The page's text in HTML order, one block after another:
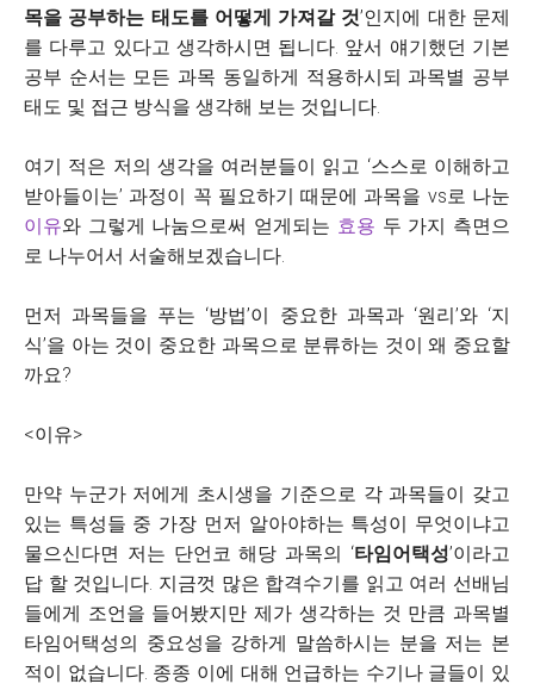
목을 공부하는 태도를 어떻게 가져갈 것’인지에 대한 문제
를 다루고 있다고 생각하시면 됩니다. 앞서 얘기했던 기본
공부 순서는 모든 과목 동일하게 적용하시되 과목별 공부
태도 및 접근 방식을 생각해 보는 것입니다.
여기 적은 저의 생각을 여러분들이 읽고 ‘스스로 이해하고
받아들이는’ 과정이 꼭 필요하기 때문에 과목을 vs로 나눈
이유와 그렇게 나눔으로써 얻게되는 효용 두 가지 측면으
로 나누어서 서술해보겠습니다.
먼저 과목들을 푸는 ‘방법’이 중요한 과목과 ‘원리’와 ‘지
식’을 아는 것이 중요한 과목으로 분류하는 것이 왜 중요할
까요?
<이유>
만약 누군가 저에게 초시생을 기준으로 각 과목들이 갖고
있는 특성들 중 가장 먼저 알아야하는 특성이 무엇이냐고
물으신다면 저는 단언코 해당 과목의 ‘타임어택성’이라고
답 할 것입니다. 지금껏 많은 합격수기를 읽고 여러 선배님
들에게 조언을 들어봤지만 제가 생각하는 것 만큼 과목별
타임어택성의 중요성을 강하게 말씀하시는 분을 저는 본
적이 없습니다. 종종 이에 대해 언급하는 수기나 글들이 있